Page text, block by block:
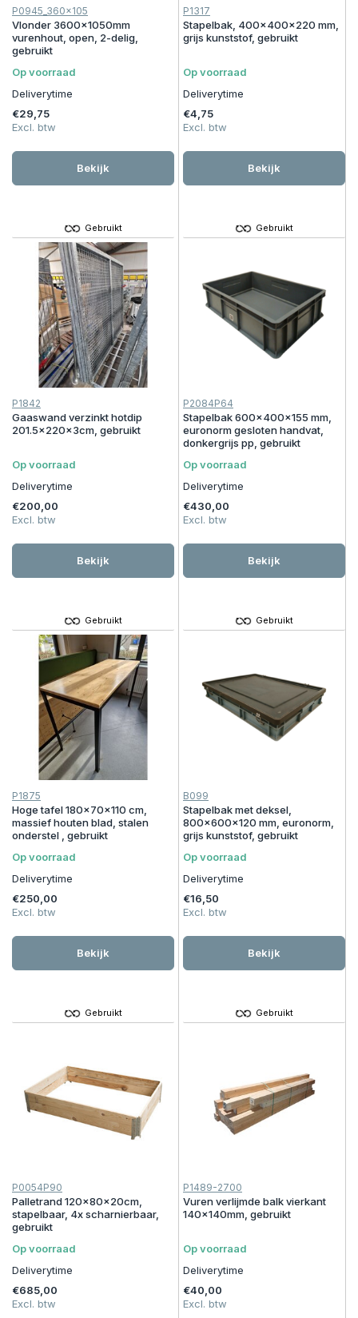
P0945_360x105
Vlonder 3600x1050mm
vurenhout, open, 2-delig,
gebruikt
Op voorraad
Deliverytime
€29,75
Excl. btw
Bekijk
P1317
Stapelbak, 400x400x220 mm,
grijs kunststof, gebruikt
Op voorraad
Deliverytime
€4,75
Excl. btw
Bekijk
Gebruikt
P1842
Gaaswand verzinkt hotdip
201.5x220x3cm, gebruikt
Op voorraad
Deliverytime
€200,00
Excl. btw
Bekijk
Gebruikt
P2084P64
Stapelbak 600x400x155 mm,
euronorm gesloten handvat,
donkergrijs pp, gebruikt
Op voorraad
Deliverytime
€430,00
Excl. btw
Bekijk
Gebruikt
P1875
Hoge tafel 180x70x110 cm,
massief houten blad, stalen
onderstel , gebruikt
Op voorraad
Deliverytime
€250,00
Excl. btw
Bekijk
Gebruikt
B099
Stapelbak met deksel,
800x600x120 mm, euronorm,
grijs kunststof, gebruikt
Op voorraad
Deliverytime
€16,50
Excl. btw
Bekijk
Gebruikt
P0054P90
Palletrand 120x80x20cm,
stapelbaar, 4x scharnierbaar,
gebruikt
Op voorraad
Deliverytime
€685,00
Excl. btw
Gebruikt
P1489-2700
Vuren verlijmde balk vierkant
140x140mm, gebruikt
Op voorraad
Deliverytime
€40,00
Excl. btw